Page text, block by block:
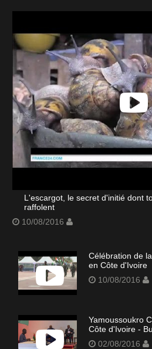
L'escargot, le secret d'initié dont
raffolent
10/08/2016
Célébration de
en Côte d'Ivoire
10/08/2016
Yamoussoukro
Côte d'Ivoire -
02/08/2016